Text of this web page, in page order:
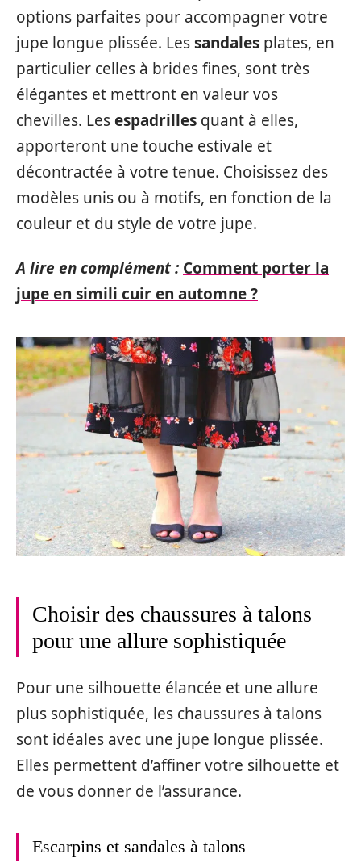
options parfaites pour accompagner votre
jupe longue plissée. Lessandales plates, en
particulier celles à brides fines, sont très
élégantes et mettront en valeur vos
chevilles. Lesespadrilles quant à elles,
apporteront une touche estivale et
décontractée à votre tenue. Choisissez des
modèles unis ou à motifs, en fonction de la
couleur et du style de votre jupe.
A lire en complément : Comment porter la
jupe en simili cuir en automne ?
Choisir des chaussures à talons
pour une allure sophistiquée
Pour une silhouette élancée et une allure
plus sophistiquée, les chaussures à talons
sont idéales avec une jupe longue plissée.
Elles permettent d’affiner votre silhouette et
de vous donner de l’assurance.
Escarpins et sandales à talons